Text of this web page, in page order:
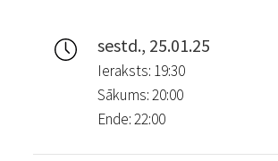
sestd., 25.01.25
Ieraksts: 19:30
Sākums: 20:00
Ende: 22:00